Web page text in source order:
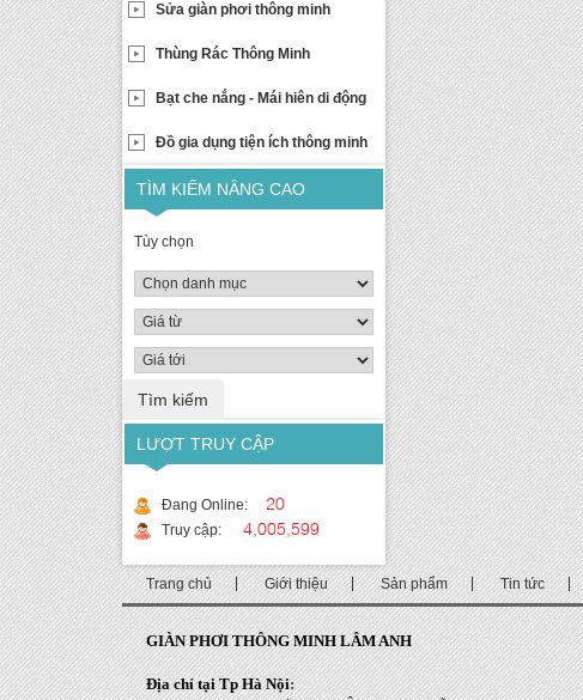
Sửa giàn phơi thông minh
Thùng Rác Thông Minh
Bạt che nắng - Mái hiên di động
Đồ gia dụng tiện ích thông minh
TÌM KIẾM NÂNG CAO
Tùy chọn
LƯỢT TRUY CẬP
Đang Online: 20
Truy cập: 4,005,599
Trang chủ Giới thiệu Sản phẩm Tin tức
GIÀN PHƠI THÔNG MINH LÂM ANH
Địa chỉ tại Tp Hà Nội: